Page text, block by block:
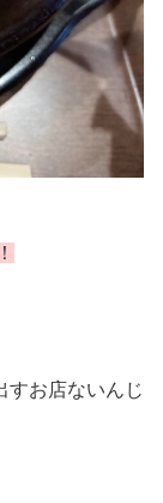
すお店ないんじ